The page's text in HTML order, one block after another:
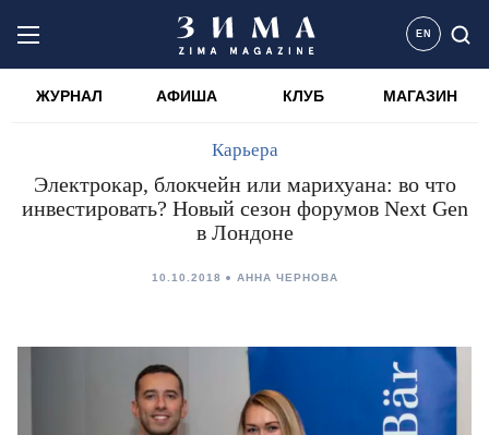
EN
ЖУРНАЛ АФИША КЛУБ МАГАЗИН
Карьера
Электрокар, блокчейн или марихуана: во что
инвестировать? Новый сезон форумов Next Gen
в Лондоне
10.10.2018 АННА ЧЕРНОВА